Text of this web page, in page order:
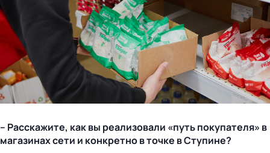
– Расскажите, как вы реализовали «путь покупателя» в
магазинах сети и конкретно в точке в Ступине?